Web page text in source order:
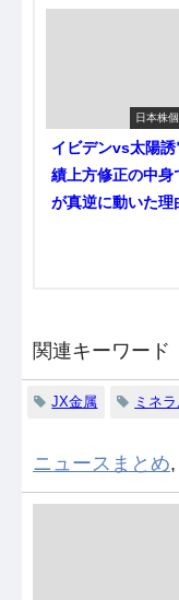
日本株
イビデンvs太陽誘
績上方修正の中身
が真逆に動いた理
関連キーワード
JX金属 ミネ
ニュースまとめ,